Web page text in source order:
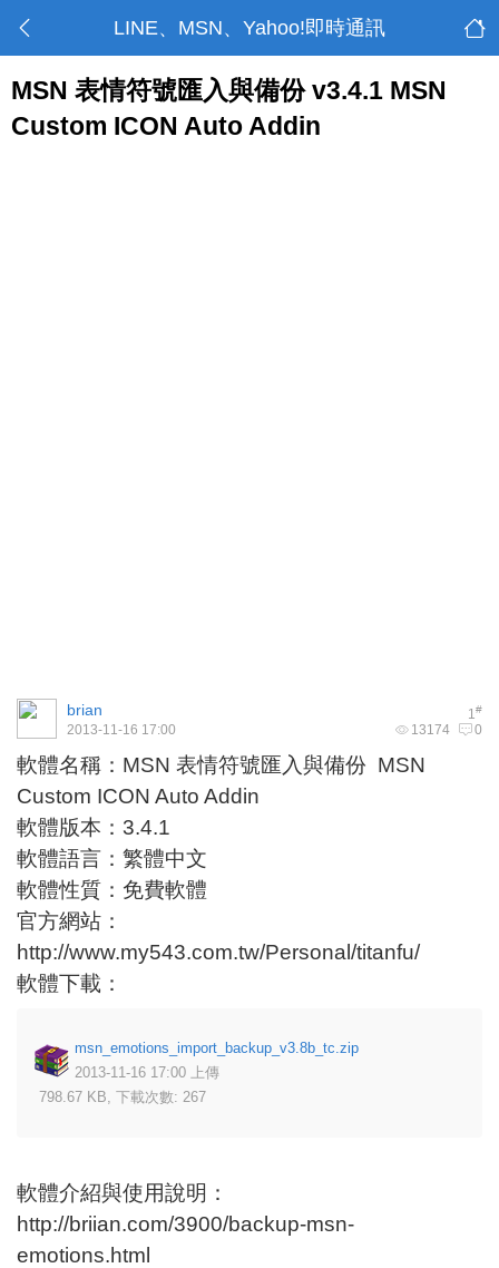
LINE、MSN、Yahoo!即時通訊
MSN 表情符號匯入與備份 v3.4.1 MSN
Custom ICON Auto Addin
1#
brian
13174 0
2013-11-16 17:00
軟體名稱：MSN 表情符號匯入與備份 MSN
Custom ICON Auto Addin
軟體版本：3.4.1
軟體語言：繁體中文
軟體性質：免費軟體
官方網站：
http://www.my543.com.tw/Personal/titanfu/
軟體下載：
msn_emotions_import_backup_v3.8b_tc.zip
2013-11-16 17:00 上傳
798.67 KB, 下載次數: 267
軟體介紹與使用說明：
http://briian.com/3900/backup-msn-
emotions.html